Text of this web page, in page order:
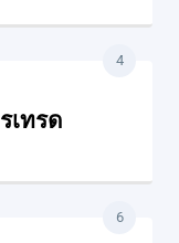
เทรด
4
6